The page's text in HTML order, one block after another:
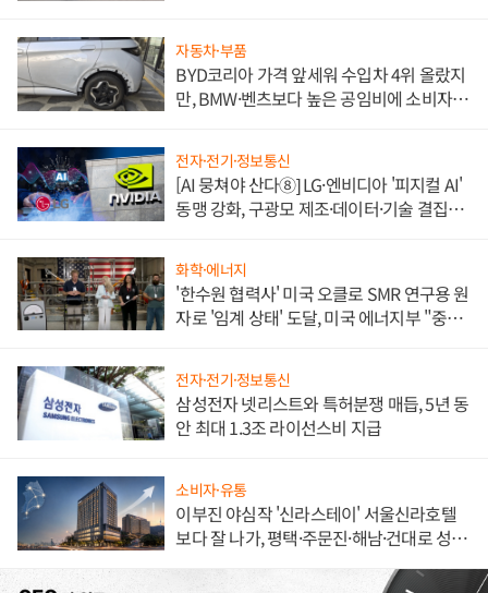
자동차·부품
BYD코리아 가격 앞세워 수입차 4위 올랐지
만, BMW·벤츠보다 높은 공임비에 소비자
전자·전기·정보통신
[AI 뭉쳐야 산다⑧] LG·엔비디아 '피지컬 AI'
동맹 강화, 구광모 제조·데이터·기술 결집
화학·에너지
'한수원 협력사' 미국 오클로 SMR 연구용 원
자로 '임계 상태' 도달, 미국 에너지부 "중요
전자·전기·정보통신
삼성전자 넷리스트와 특허분쟁 매듭, 5년 동
안 최대 1.3조 라이선스비 지급
소비자·유통
이부진 야심작 '신라스테이' 서울신라호텔
보다 잘 나가, 평택·주문진·해남·건대로 성